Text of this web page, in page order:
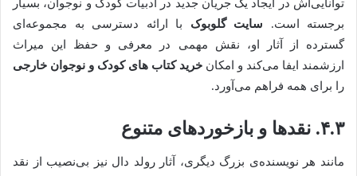
توانایی‌اش در ایجاد یک جریان جدید در ادبیات کودک و نوجوان، بسیار
برجسته است. سایت گلوبوک با ارائه دسترسی به مجموعه‌ای
گسترده از آثار او، نقش مهمی در معرفی و حفظ این میراث
ارزشمند ایفا می‌کند و امکان خرید کتاب‌ های کودک و نوجوان خارجی
را برای همه فراهم می‌آورد.
۴.۳. نقدها و بازخوردهای متنوع
مانند هر نویسنده‌ی بزرگ دیگری، آثار رولد دال نیز بی‌نصیب از نقد